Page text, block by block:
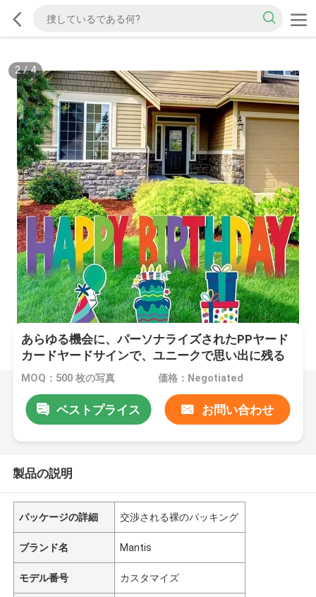
2/4
あらゆる機会に、パーソナライズされたPPヤード
カードヤードサインで、ユニークで思い出に残る
お祝いを
MOQ：500 枚の写真 価格：Negotiated
ベストプライス お問い合わせ
製品の説明
パッケージの詳細 交渉される裸のパッキング
ブランド名 Mantis
モデル番号 カスタマイズ